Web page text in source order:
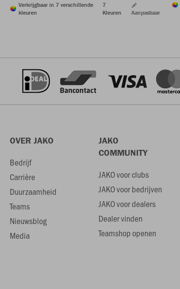
Verkrijgbaar in 7 verschillende
kleuren
7
Kleuren
Aanpasbaar
OVER JAKO
Bedrijf
Carrière
Duurzaamheid
Teams
Nieuwsblog
Media
JAKO
COMMUNITY
JAKO voor clubs
JAKO voor bedrijven
JAKO voor dealers
Dealer vinden
Teamshop openen